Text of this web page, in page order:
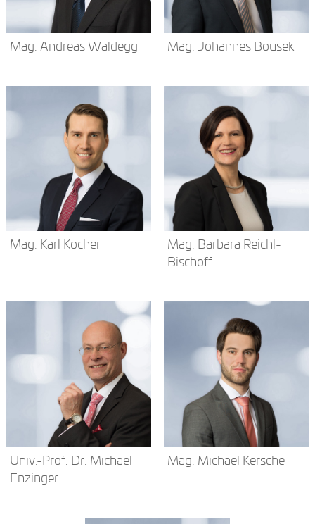
Mag. Andreas Waldegg Mag. Johannes Bousek
Mag. Karl Kocher
Mag. Barbara Reichl-
Bischoff
Univ.-Prof. Dr. Michael
Enzinger
Mag. Michael Kersche